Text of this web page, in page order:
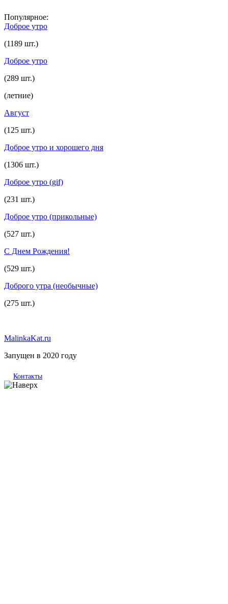
Популярное:
Доброе утро
(1189 шт.)
Доброе утро
(289 шт.)
(летние)
Август
(125 шт.)
Доброе утро и хорошего дня
(1306 шт.)
Доброе утро (gif)
(231 шт.)
Доброе утро (прикольные)
(527 шт.)
С Днем Рождения!
(529 шт.)
Доброго утра (необычные)
(275 шт.)
MalinkaKat.ru
Запущен в 2020 году
Контакты